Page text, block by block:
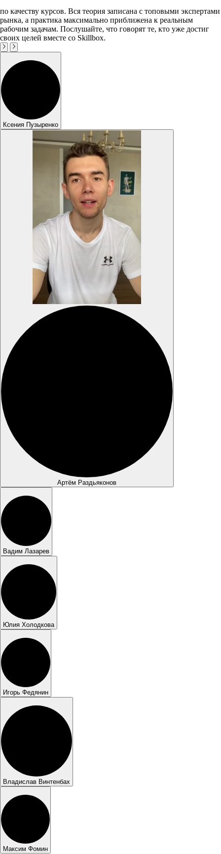
по качеству курсов. Вся теория записана с топовыми экспертами
рынка, а практика максимально приближена к реальным
рабочим задачам. Послушайте, что говорят те, кто уже достиг
своих целей вместе со Skillbox.
Ксения Пузыренко
Артём Раздьяконов
Вадим Лазарев
Юлия Холодкова
Игорь Федянин
Владислав Винтенбах
Максим Фомин